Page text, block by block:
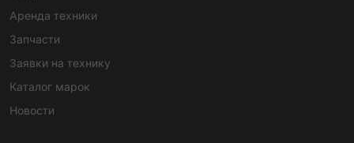
Аренда техники
Запчасти
Заявки на технику
Каталог марок
Новости